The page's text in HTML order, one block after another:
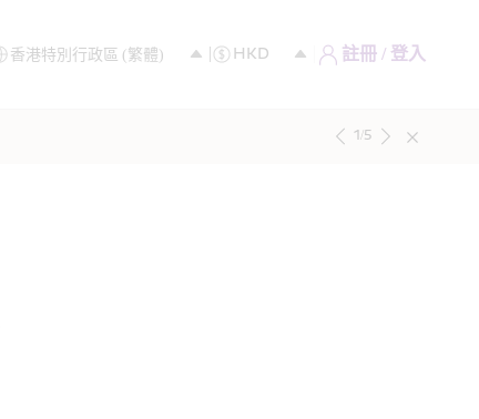
註冊 / 登入
1/5